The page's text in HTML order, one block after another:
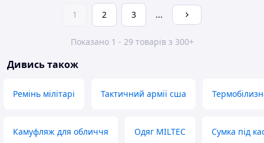
1 2 3 ...
Показано 1 - 29 товарів з 300+
Дивись також
Ремінь мілітарі Тактичний армії сша
Камуфляж для обличчя Одяг MILTEC Сумка під